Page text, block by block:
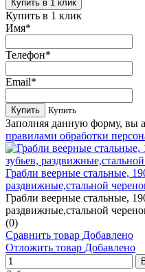
Купить в 1 клик
Купить в 1 клик
Имя*
Телефон*
Email*
Купить Купить
Заполняя данную форму, вы
правилами обработки
Грабли веерные стальные,
раздвижные,стальной
Грабли веерные стальные,
раздвижные,стальной
(0)
Сравнить товар Добавлено
Отложить товар Добавлено